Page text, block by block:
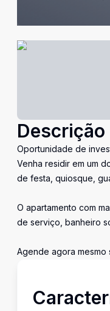
Descrição
Oportunidade de
Venha residir em um
de festa, quiosque,
O apartamento com
de serviço, banheiro
Agende agora mesmo